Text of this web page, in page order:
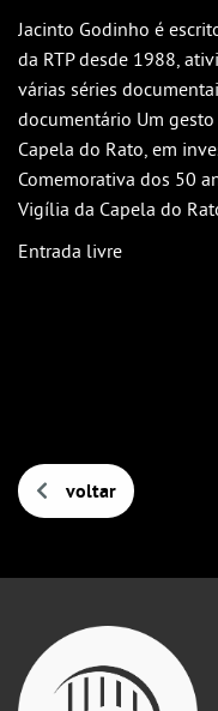
Jacinto Godinho é
da RTP desde 1988,
várias séries
documentário Um gesto
Capela do Rato, em
Comemorativa dos 50
Vigília da Capela do
Entrada livre
voltar